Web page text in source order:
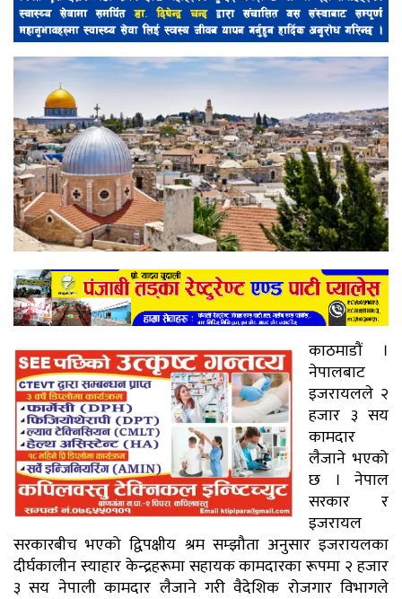
काठमाडौं ।
नेपालबाट
इजरायलले २
हजार ३ सय
कामदार
लैजाने भएको
छ । नेपाल
सरकार र
इजरायल
सरकारबीच भएको द्विपक्षीय श्रम सम्झौता अनुसार इजरायलका
दीर्घकालीन स्याहार केन्द्रहरूमा सहायक कामदारका रूपमा २ हजार
३ सय नेपाली कामदार लैजाने गरी वैदेशिक रोजगार विभागले